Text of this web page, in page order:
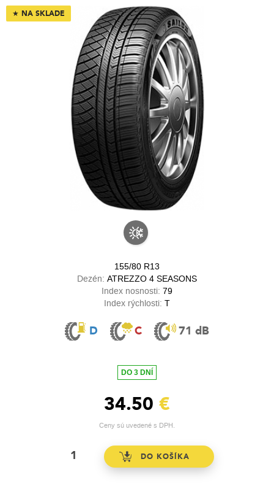
★ NA SKLADE
155/80 R13
Dezén: ATREZZO 4 SEASONS
Index nosnosti: 79
Index rýchlosti: T
D C 71 dB
DO 3 DNÍ
34.50 €
Ceny sú uvedené s DPH.